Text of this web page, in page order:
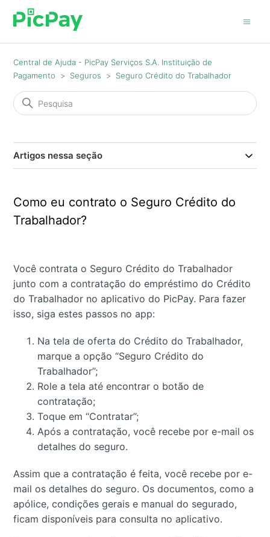
Central de Ajuda - PicPay Serviços S.A. Instituição de
Pagamento
Seguros Seguro Crédito do Trabalhador
Artigos nessa seção
Como eu contrato o Seguro Crédito do
Trabalhador?
Você contrata o Seguro Crédito do Trabalhador
junto com a contratação do empréstimo do Crédito
do Trabalhador no aplicativo do PicPay. Para fazer
isso, siga estes passos no app:
Na tela de oferta do Crédito do Trabalhador,
marque a opção “Seguro Crédito do
Trabalhador”;
Role a tela até encontrar o botão de
contratação;
Toque em “Contratar”;
Após a contratação, você recebe por e-mail os
detalhes do seguro.
Assim que a contratação é feita, você recebe por e-
mail os detalhes do seguro. Os documentos, como a
apólice, condições gerais e manual do segurado,
ficam disponíveis para consulta no aplicativo.